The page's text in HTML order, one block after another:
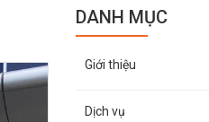
DANH MỤC
Giới thiệu
Dịch vụ